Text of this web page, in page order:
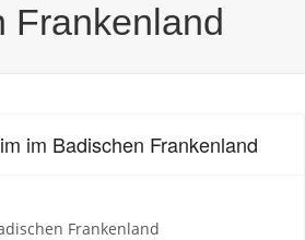
Frankenland
im Badischen Frankenland
Frankenland